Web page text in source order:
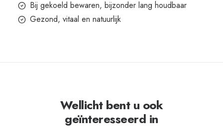
Bij gekoeld bewaren, bijzonder lang houdbaar
Gezond, vitaal en natuurlijk
Wellicht bent u ook
geïnteresseerd in